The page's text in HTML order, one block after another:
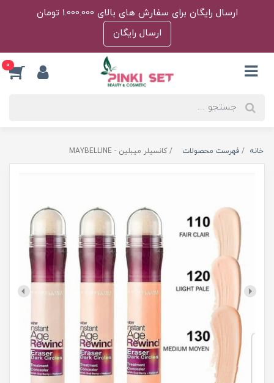
ارسال رایگان برای سفارش های بالای 1.000.000 تومان
ارسال رایگان
0
خانه فهرست محصولات کانسیلر میبلین - MAYBELLINE